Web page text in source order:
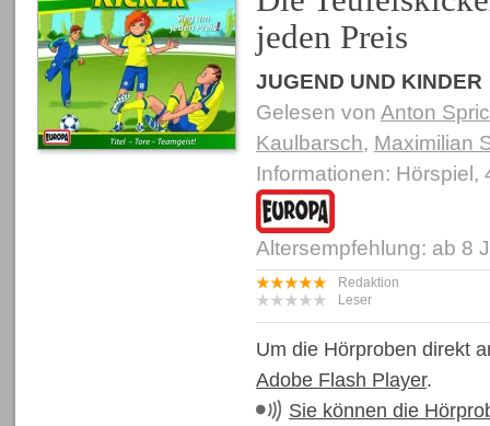
jeden Preis
JUGEND UND KINDER
Gelesen von Anton
Kaulbarsch, Maximilian
Informationen: Hörspiel,
Altersempfehlung: ab 8
Redaktion
Leser
Um die Hörproben direkt
Adobe Flash Player.
Sie können die